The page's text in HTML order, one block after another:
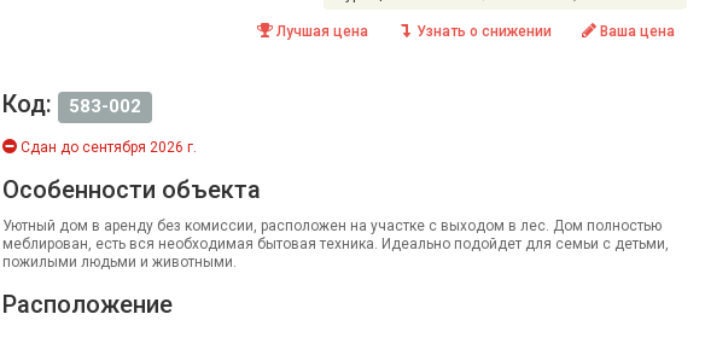
Лучшая цена Узнать о снижении Ваша цена
Код: 583-002
Сдан до сентября 2026 г.
Особенности объекта
Уютный дом в аренду без комиссии, расположен на участке c выходом в лес. Дом полностью
меблирован, есть вся необходимая бытовая техника. Идеально подойдет для семьи с детьми,
пожилыми людьми и животными.
Расположение